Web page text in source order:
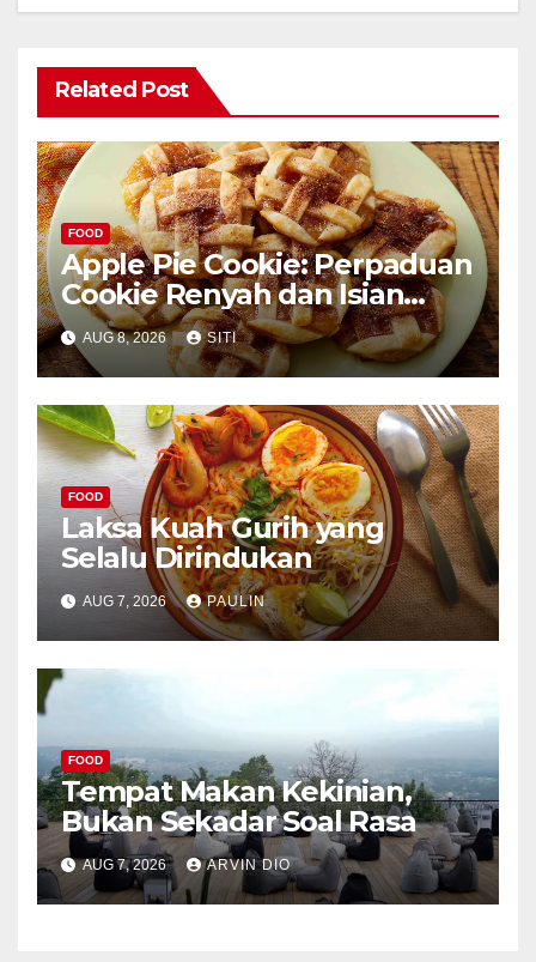
Related Post
FOOD
Apple Pie Cookie: Perpaduan
Cookie Renyah dan Isian
Apel
AUG 8, 2026 SITI
FOOD
Laksa Kuah Gurih yang
Selalu Dirindukan
AUG 7, 2026 PAULIN
FOOD
Tempat Makan Kekinian,
Bukan Sekadar Soal Rasa
AUG 7, 2026 ARVIN DIO